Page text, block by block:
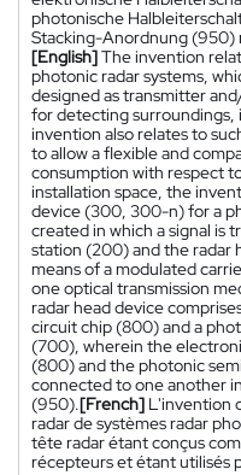
photonische
Stacking-Anordnung (950)
[English]The invention
photonic radar systems,
designed as transmitter
for detecting surroundings,
invention also relates to
to allow a flexible and
consumption with respect
installation space, the
device (300, 300-n) for a
created in which a signal is
station (200) and the
means of a modulated
one optical transmission
radar head device
circuit chip (800) and a
(700), wherein the
(800) and the photonic
connected to one another
(950).[French] L'invention
radar de systèmes radar
tête radar étant conçus
récepteurs et étant utilisés